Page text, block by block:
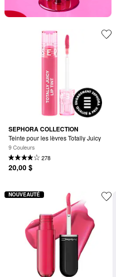
SEPHORA COLLECTION
Teinte pour les lèvres Totally Juicy
9 Couleurs
278
20,00 $
NOUVEAUTÉ